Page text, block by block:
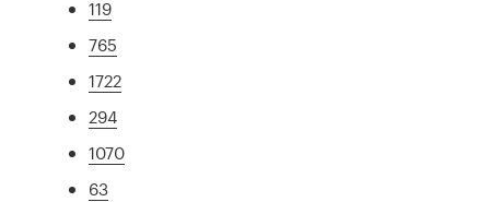
119
765
1722
294
1070
63